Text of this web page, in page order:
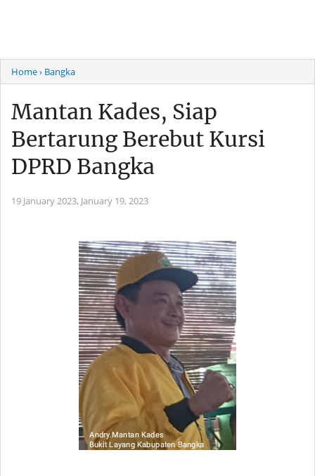
Home› Bangka
Mantan Kades, Siap
Bertarung Berebut Kursi
DPRD Bangka
19 January 2023, January 19, 2023